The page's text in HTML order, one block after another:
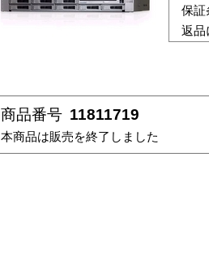
保証
返品
商品番号 11811719
本商品は販売を終了しました